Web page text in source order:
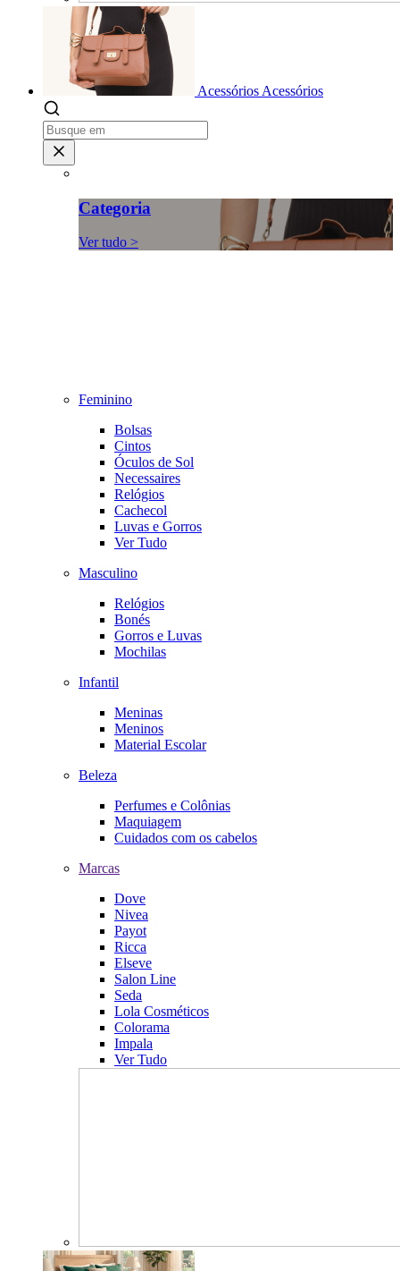
Acessórios Acessórios
Categoria
Ver tudo >
Feminino
Bolsas
Cintos
Óculos de Sol
Necessaires
Relógios
Cachecol
Luvas e Gorros
Ver Tudo
Masculino
Relógios
Bonés
Gorros e Luvas
Mochilas
Infantil
Meninas
Meninos
Material Escolar
Beleza
Perfumes e Colônias
Maquiagem
Cuidados com os cabelos
Marcas
Dove
Nivea
Payot
Ricca
Elseve
Salon Line
Seda
Lola Cosméticos
Colorama
Impala
Ver Tudo